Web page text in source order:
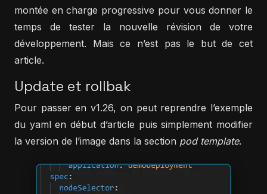
montée en charge progressive pour vous donner le
temps de tester la nouvelle révision de votre
développement. Mais ce n’est pas le but de cet
article.
Update et rollbak
Pour passer en v1.26, on peut reprendre l’exemple
du yaml en début d’article puis simplement modifier
la version de l’image dans la section pod template.